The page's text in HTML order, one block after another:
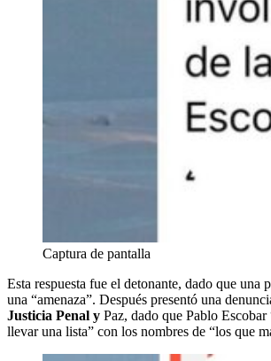
Captura de pantalla
Esta respuesta fue el detonante, dado que una
una “amenaza”. Después presentó una
Justicia Penal y Paz, dado que Pablo
llevar una lista” con los nombres de “los que